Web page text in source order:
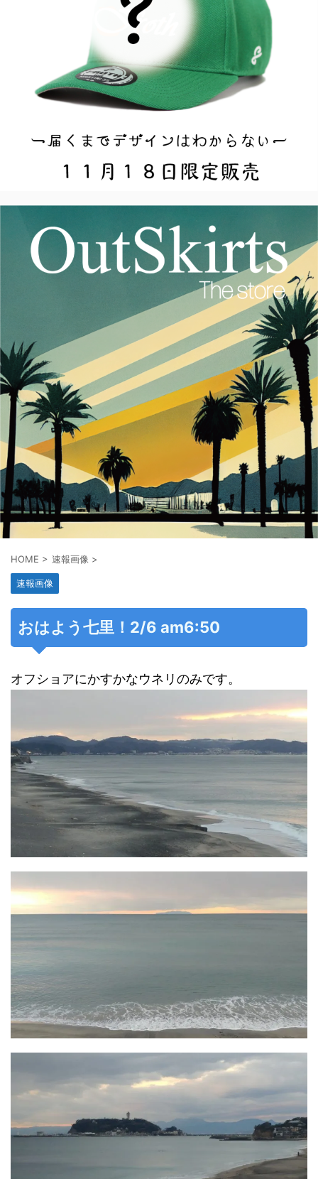
HOME > 速報画像 >
速報画像
おはよう七里！2/6 am6:50
オフショアにかすかなウネリのみです。